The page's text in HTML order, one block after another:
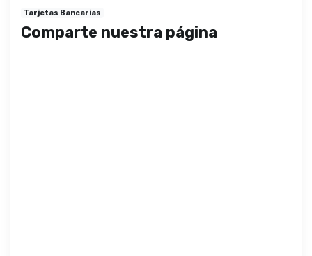
Tarjetas Bancarias
Comparte nuestra página